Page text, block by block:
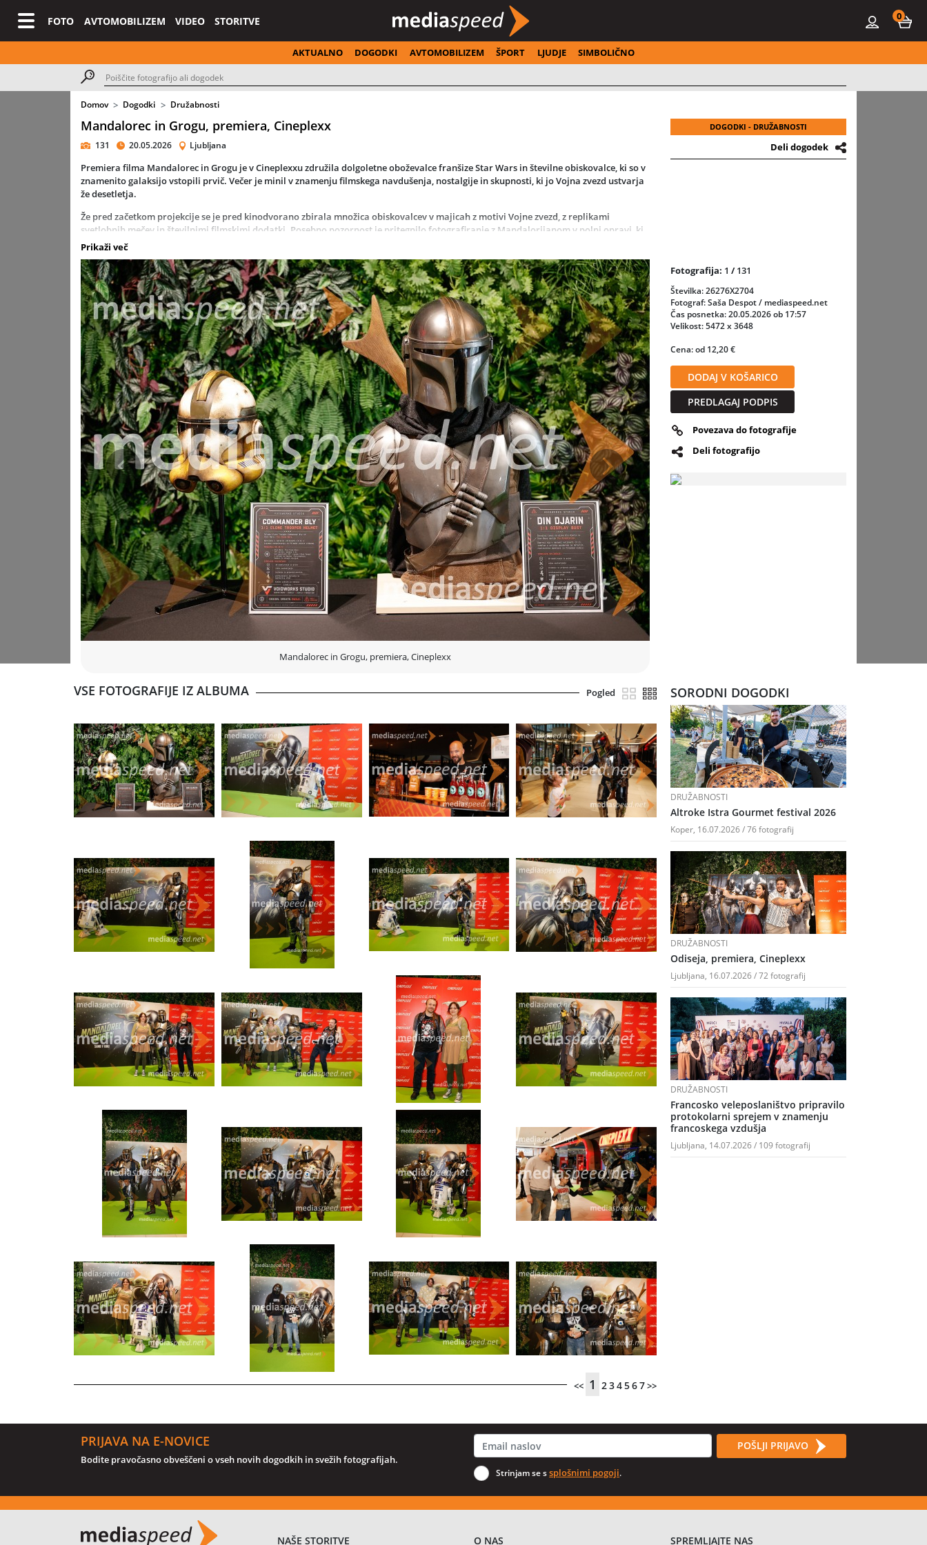
FOTO AVTOMOBILIZEM VIDEO STORITVE 0
AKTUALNO DOGODKI AVTOMOBILIZEM ŠPORT LJUDJE SIMBOLIČNO
Domov Dogodki Družabnosti
Mandalorec in Grogu, premiera, Cineplexx
131 20.05.2026 Ljubljana
Premiera filma Mandalorec in Grogu je v Cineplexxu združila dolgoletne oboževalce franšize Star Wars in številne obiskovalce, ki so v
znamenito galaksijo vstopili prvič. Večer je minil v znamenju filmskega navdušenja, nostalgije in skupnosti, ki jo Vojna zvezd ustvarja
že desetletja.
Že pred začetkom projekcije se je pred kinodvorano zbirala množica obiskovalcev v majicah z motivi Vojne zvezd, z replikami
svetlobnih mečev in številnimi filmskimi dodatki. Posebno pozornost je pritegnilo fotografiranje z Mandalorijanom v polni opravi, ki
je navdušilo predvsem mlajše obiskovalce.
Premiera je nastala v sodelovanju s Na meji nevidnega, festivalom fantastike, znanstvene fantastike in grozljivke, ki je dogajanju
dodal še izrazitejši fantastični pridih. Vzdušje v avli kina so zaznamovali pogovori o najljubših filmih franšize, pričakovanjih pred
novo zgodbo in skupno navdušenje nad svetom Vojne zvezd.
Film nadaljuje zgodbo lovca na glave Dina Djarina in prikupnega Groguja, ki po dogodkih iz serije znova stopita v središče nevarne
pustolovščine, povezane z ostanki imperija in kriminalnim podzemljem. Kljub spektakularni akciji pa ostaja osrednje čustveno jedro
filma odnos med zaščitnikom in otrokom, zaradi katerega zgodba nagovarja tudi širše občinstvo.
Prav mali Grogu je po odzivih obiskovalcev znova ukradel največ pozornosti. Med gledalci so bili tudi taki, ki sveta Vojne zvezd doslej
niso spremljali, a jih je film kljub temu hitro pritegnil. Ob prvih Grogujevih prizorih so se po dvorani zaslišali navdušeni odzivi, med
akcijskimi prizori pa je občinstvo spremljalo zgodbo z izrazitim pričakovanjem in zadržanim dihom.
Prikaži več
DOGODKI - DRUŽABNOSTI
Deli dogodek
Mandalorec in Grogu, premiera, Cineplexx
Prejšnja Naslednja
Fotografija: 1 /131
Številka: 26276X2704
Fotograf: Saša Despot / mediaspeed.net
Čas posnetka: 20.05.2026 ob 17:57
Velikost: 5472 x 3648
Cena: od 12,20 €
DODAJ V KOŠARICO
PREDLAGAJ PODPIS
Povezava do fotografije
Deli fotografijo
VSE FOTOGRAFIJE IZ ALBUMA Pogled
<< 1 234567>>
SORODNI DOGODKI
DRUŽABNOSTI
Altroke Istra Gourmet festival 2026
Koper, 16.07.2026 / 76 fotografij
DRUŽABNOSTI
Odiseja, premiera, Cineplexx
Ljubljana, 16.07.2026 / 72 fotografij
DRUŽABNOSTI
Francosko veleposlaništvo pripravilo
protokolarni sprejem v znamenju
francoskega vzdušja
Ljubljana, 14.07.2026 / 109 fotografij
PRIJAVA NA E-NOVICE
Bodite pravočasno obveščeni o vseh novih dogodkih in svežih fotografijah.
POŠLJI PRIJAVO
Strinjam se ssplošnimi pogoji.
NAŠE STORITVE O NAS SPREMLJAJTE NAS